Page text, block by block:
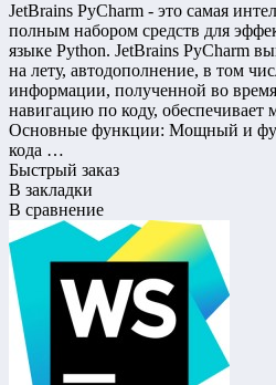
JetBrains PyCharm - это самая
полным набором средств для
языке Python. JetBrains PyCharm
на лету, автодополнение, в том
информации, полученной во
навигацию по коду, обеспечивает
Основные функции: Мощный и
кода …
Быстрый заказ
В закладки
В сравнение